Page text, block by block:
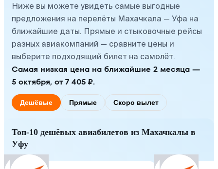
Ниже вы можете увидеть самые выгодные
предложения на перелёты Махачкала — Уфа на
ближайшие даты. Прямые и стыковочные рейсы
разных авиакомпаний — сравните цены и
выберите подходящий билет на самолёт.
Самая низкая цена на ближайшие 2 месяца —
5 октября, от 7 405 ₽.
Дешёвые Прямые Скоро вылет
Топ-10 дешёвых авиабилетов из Махачкалы в
Уфу